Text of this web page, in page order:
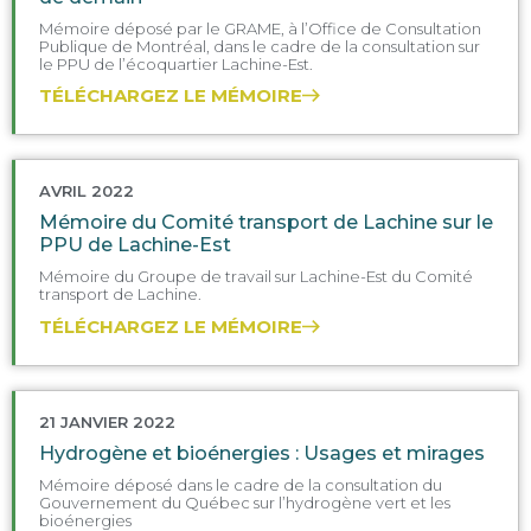
Mémoire déposé par le GRAME, à l’Office de Consultation
Publique de Montréal, dans le cadre de la consultation sur
le PPU de l’écoquartier Lachine-Est.
TÉLÉCHARGEZ LE MÉMOIRE
AVRIL 2022
Mémoire du Comité transport de Lachine sur le
PPU de Lachine-Est
Mémoire du Groupe de travail sur Lachine-Est du Comité
transport de Lachine.
TÉLÉCHARGEZ LE MÉMOIRE
21 JANVIER 2022
Hydrogène et bioénergies : Usages et mirages
Mémoire déposé dans le cadre de la consultation du
Gouvernement du Québec sur l’hydrogène vert et les
bioénergies